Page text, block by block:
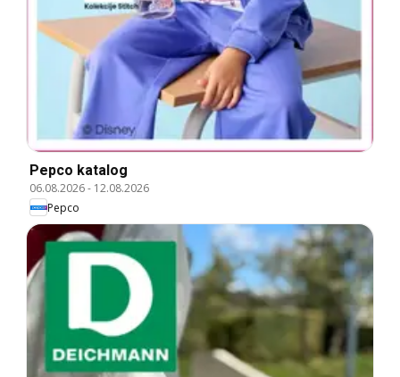
Pepco katalog
06.08.2026- 12.08.2026
Pepco